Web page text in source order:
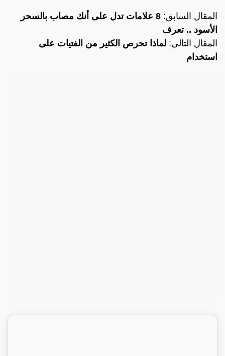
المقال السابق:
8 علامات تدل على أنك مصاب بالسحر
الأسود .. تعرف
المقال التالي: لماذا تحرص الكثير من الفتيات على
استخدام